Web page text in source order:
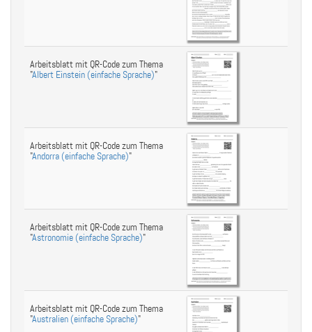
Arbeitsblatt mit QR-Code zum Thema
"Albert Einstein (einfache Sprache)"
Arbeitsblatt mit QR-Code zum Thema
"Andorra (einfache Sprache)"
Arbeitsblatt mit QR-Code zum Thema
"Astronomie (einfache Sprache)"
Arbeitsblatt mit QR-Code zum Thema
"Australien (einfache Sprache)"